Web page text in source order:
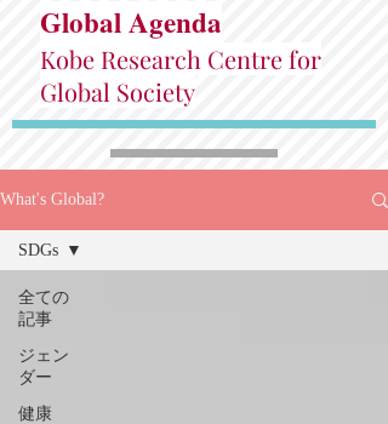
Global Agenda
Kobe Research Centre for
Global Society
What's Global?
全ての
記事
ジェン
ダー
健康
SDGs